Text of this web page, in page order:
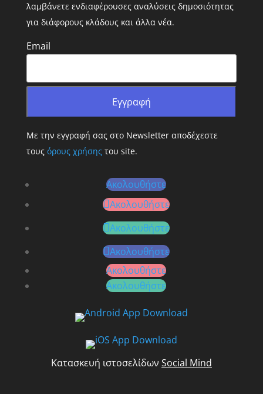
λαμβάνετε ενδιαφέρουσες αναλύσεις δημοσιότητας
για διάφορους κλάδους και άλλα νέα.
Email
Με την εγγραφή σας στο Newsletter αποδέχεστε
τους όρους χρήσηςτου site.
Ακολουθήστε
Ακολουθήστε
Ακολουθήστε
Ακολουθήστε
Ακολουθήστε
Ακολουθήστε
Κατασκευή ιστοσελίδων Social Mind